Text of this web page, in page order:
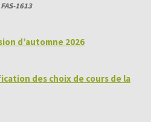
1613
d’automne 2026
des choix de cours de la